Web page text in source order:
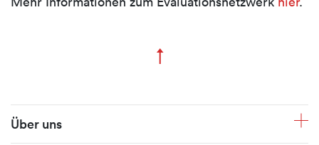
↑Zum Seitenanfang
Fusszeile
Über uns